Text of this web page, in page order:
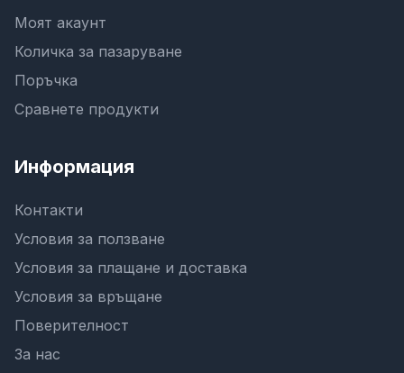
Моят акаунт
Количка за пазаруване
Поръчка
Сравнете продукти
Информация
Контакти
Условия за ползване
Условия за плащане и доставка
Условия за връщане
Поверителност
За нас